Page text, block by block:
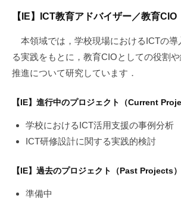
【IE】ICT教育アドバイザー／教育CIO
本領域では，学校現場におけるICTの導
る実践をもとに，教育CIOとしての役割
推進について研究しています．
【IE】進行中のプロジェクト（Current
学校におけるICT活用支援の事例分析
ICT研修設計に関する実践的検討
【IE】過去のプロジェクト（Past Projects）
準備中